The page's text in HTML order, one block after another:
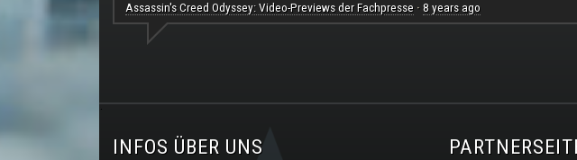
Assassin's Creed Odyssey: Video-Previews der Fachpresse· 8 years ago
.
INFOS ÜBER UNS